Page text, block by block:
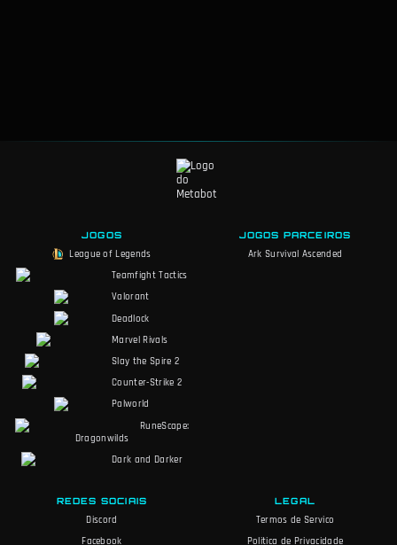
JOGOS
League of Legends
Teamfight Tactics
Valorant
Deadlock
Marvel Rivals
Slay the Spire 2
Counter-Strike 2
Palworld
RuneScape:
Dragonwilds
Dark and Darker
JOGOS PARCEIROS
Ark Survival Ascended
REDES SOCIAIS
Discord
Facebook
LEGAL
Termos de Servico
Politica de Privacidade